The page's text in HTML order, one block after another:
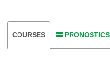
COURSES PRONOSTICS